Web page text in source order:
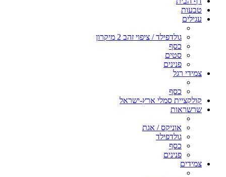
טבעות
עגילים
גולדפילד / ציפוי זהב 2 מיקרון
כסף
סטים
פנינים
צמידי רגל
כסף
קולקציית סמלי ארץ-ישראל
שרשראות
אוניקס / אגת
גולדפילד
כסף
פנינים
צמידים